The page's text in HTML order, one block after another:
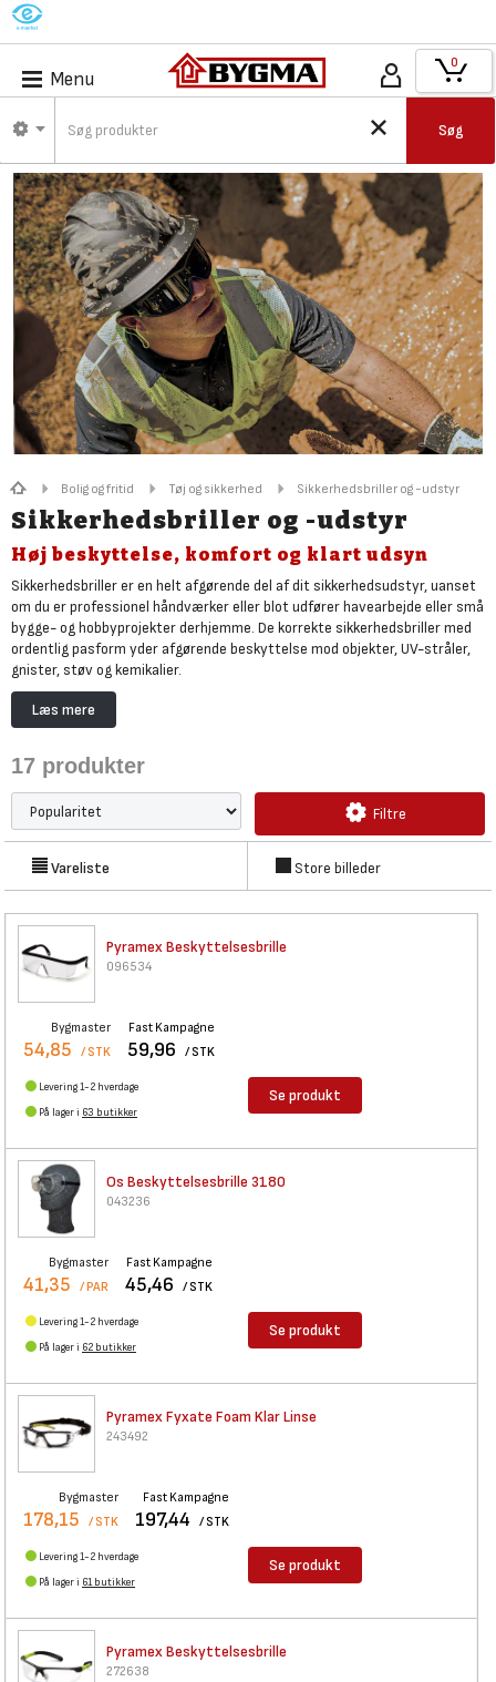
M
Menu
Søg
0
Bolig og fritid Tøj og sikkerhed Sikkerhedsbriller og -udstyr
Sikkerhedsbriller og -udstyr
Høj beskyttelse, komfort og klart udsyn
Sikkerhedsbriller er en helt afgørende del af dit sikkerhedsudstyr, uanset
om du er professionel håndværker eller blot udfører havearbejde eller små
bygge- og hobbyprojekter derhjemme. De korrekte sikkerhedsbriller med
ordentlig pasform yder afgørende beskyttelse mod objekter, UV-stråler,
gnister, støv og kemikalier.
I Bygmas udvalg af værnemidler og sikkerhedsudstyr finder du et stort
udvalg af populære og professionelle sikkerhedsbriller til optimal
konstruktion og glas af polycarbonat, hvor bøjler og næsepuder kan
Mere øjenbeskyttelse og udstyr til professionelle
meget større udvalg af sikkerhedsbriller i Bygma Tøjshop. Her får man
adgang til alt fra beskyttelsesbriller til visirer og ansigtsskærme. Læs
mere om Bygma Tøjshop her.
Læs mere
17 produkter
Filtre
Vareliste Store billeder
Pyramex Beskyttelsesbrille
096534
Bygmaster
54,85 / STK
Fast Kampagne
59,96 / STK
Levering 1-2 hverdage
På lager i 63 butikker
Se produkt
Os Beskyttelsesbrille 3180
043236
Bygmaster
41,35 / PAR
Fast Kampagne
45,46 / STK
Levering 1-2 hverdage
På lager i 62 butikker
Se produkt
Pyramex Fyxate Foam Klar Linse
243492
Bygmaster
178,15 / STK
Fast Kampagne
197,44 / STK
Levering 1-2 hverdage
På lager i 61 butikker
Se produkt
Pyramex Beskyttelsesbrille
272638